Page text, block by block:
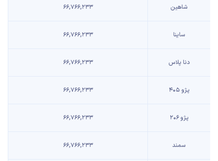
شاهین ۶۶,۷۶۶,۲۳۳
ساینا ۶۶,۷۶۶,۲۳۳
دنا پلاس ۶۶,۷۶۶,۲۳۳
پژو ۴۰۵ ۶۶,۷۶۶,۲۳۳
پژو ۲۰۶ ۶۶,۷۶۶,۲۳۳
سمند ۶۶,۷۶۶,۲۳۳